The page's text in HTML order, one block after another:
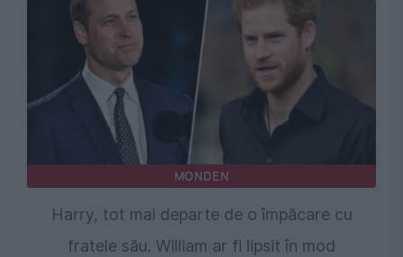
MONDEN
Harry, tot mai departe de o împăcare cu
fratele său. William ar fi lipsit în mod